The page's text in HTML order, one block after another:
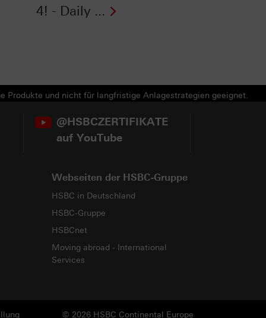
4! - Daily ...
Produkte und nicht für langfristige Anlagestrategien geeignet.
@HSBCZERTIFIKATE
auf YouTube
Webseiten der HSBC-Gruppe
HSBC in Deutschland
HSBC-Gruppe
HSBCnet
Moving abroad - International
Services
© 2026 HSBC Continental Europe